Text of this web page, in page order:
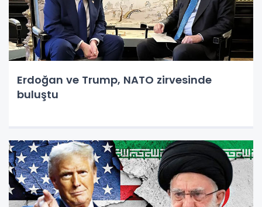
Erdoğan ve Trump, NATO zirvesinde
buluştu